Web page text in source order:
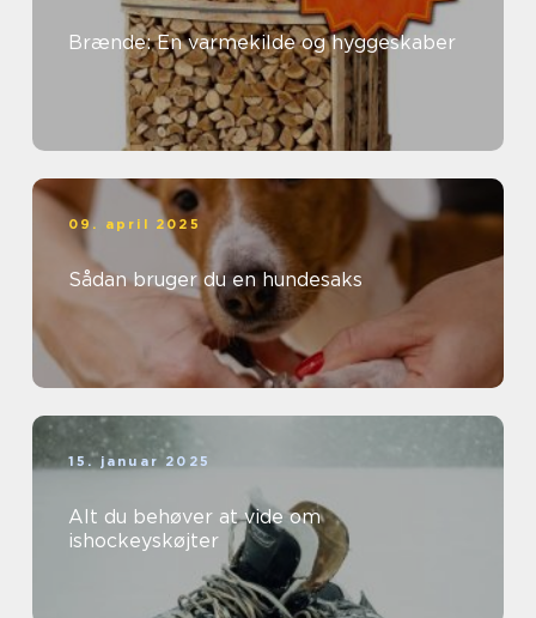
Brænde: En varmekilde og hyggeskaber
09. april 2025
Sådan bruger du en hundesaks
15. januar 2025
Alt du behøver at vide om
ishockeyskøjter